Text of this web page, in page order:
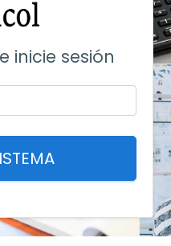
inicie sesión